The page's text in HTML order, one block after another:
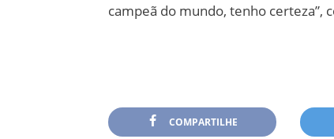
campeã do mundo, tenho certeza”,
COMPARTILHE